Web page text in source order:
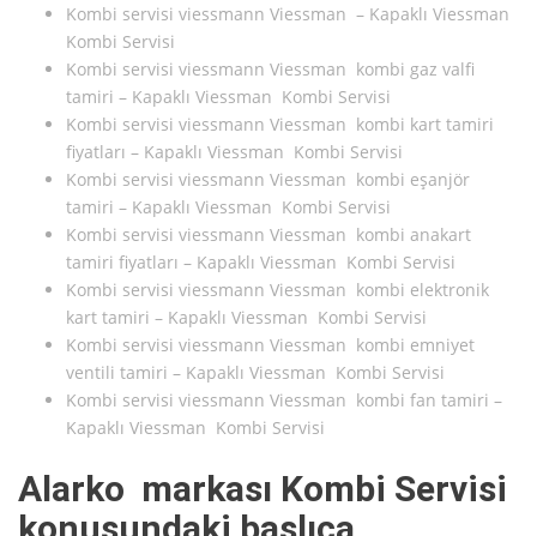
Kombi servisi viessmann Viessman – Kapaklı Viessman
Kombi Servisi
Kombi servisi viessmann Viessman kombi gaz valfi
tamiri – Kapaklı Viessman Kombi Servisi
Kombi servisi viessmann Viessman kombi kart tamiri
fiyatları – Kapaklı Viessman Kombi Servisi
Kombi servisi viessmann Viessman kombi eşanjör
tamiri – Kapaklı Viessman Kombi Servisi
Kombi servisi viessmann Viessman kombi anakart
tamiri fiyatları – Kapaklı Viessman Kombi Servisi
Kombi servisi viessmann Viessman kombi elektronik
kart tamiri – Kapaklı Viessman Kombi Servisi
Kombi servisi viessmann Viessman kombi emniyet
ventili tamiri – Kapaklı Viessman Kombi Servisi
Kombi servisi viessmann Viessman kombi fan tamiri –
Kapaklı Viessman Kombi Servisi
Alarko markası Kombi Servisi